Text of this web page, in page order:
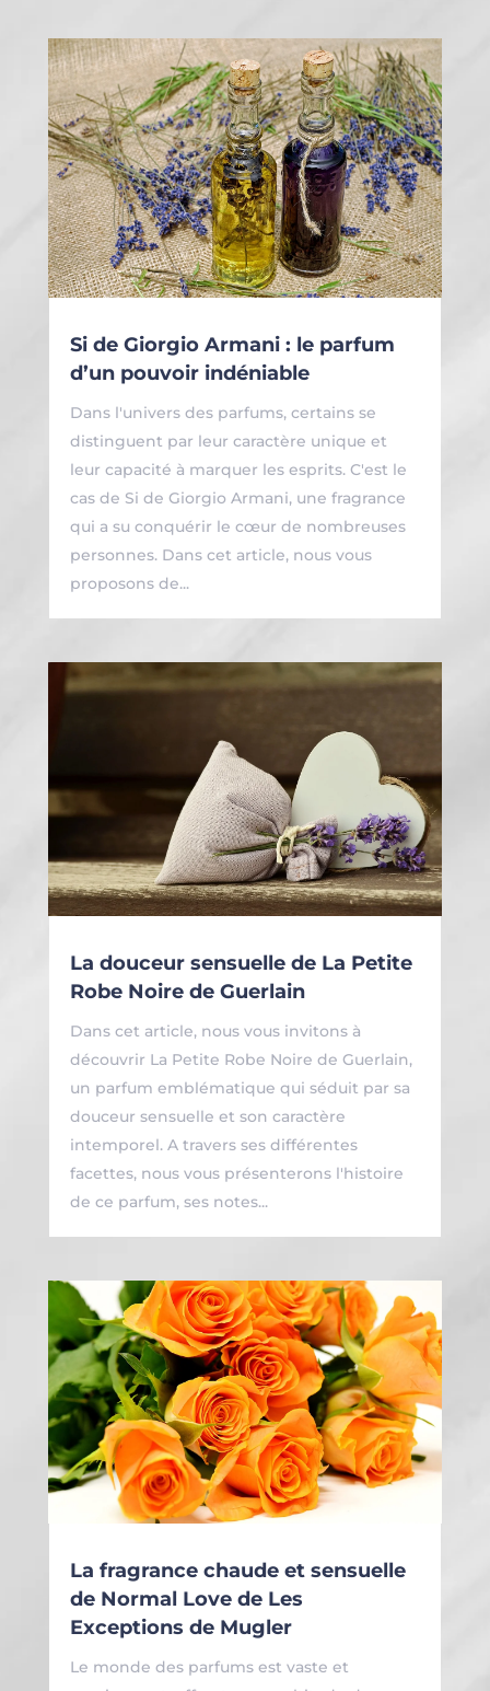
Si de Giorgio Armani : le parfum
d’un pouvoir indéniable
Dans l'univers des parfums, certains se
distinguent par leur caractère unique et
leur capacité à marquer les esprits. C'est le
cas de Si de Giorgio Armani, une fragrance
qui a su conquérir le cœur de nombreuses
personnes. Dans cet article, nous vous
proposons de...
La douceur sensuelle de La Petite
Robe Noire de Guerlain
Dans cet article, nous vous invitons à
découvrir La Petite Robe Noire de Guerlain,
un parfum emblématique qui séduit par sa
douceur sensuelle et son caractère
intemporel. A travers ses différentes
facettes, nous vous présenterons l'histoire
de ce parfum, ses notes...
La fragrance chaude et sensuelle
de Normal Love de Les
Exceptions de Mugler
Le monde des parfums est vaste et